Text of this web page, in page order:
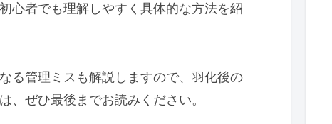
心者でも理解しやすく具体的な方法を紹
る管理ミスも解説しますので、羽化後の
、ぜひ最後までお読みください。